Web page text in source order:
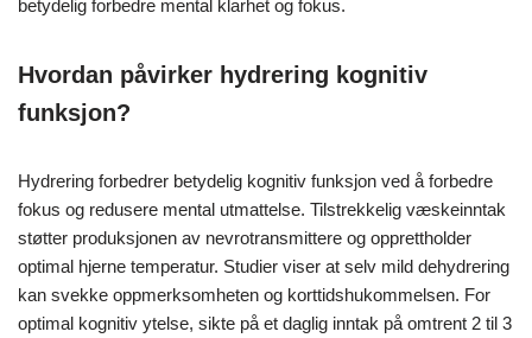
betydelig forbedre mental klarhet og fokus.
Hvordan påvirker hydrering kognitiv
funksjon?
Hydrering forbedrer betydelig kognitiv funksjon ved å forbedre
fokus og redusere mental utmattelse. Tilstrekkelig væskeinntak
støtter produksjonen av nevrotransmittere og opprettholder
optimal hjerne temperatur. Studier viser at selv mild dehydrering
kan svekke oppmerksomheten og korttidshukommelsen. For
optimal kognitiv ytelse, sikte på et daglig inntak på omtrent 2 til 3